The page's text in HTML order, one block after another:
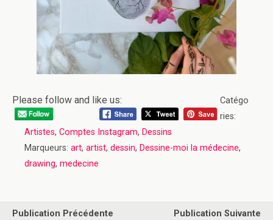
Please follow and like us:
Catégo
ries:
Artistes, Comptes Instagram, Dessins
Marqueurs: art, artist, dessin, Dessine-moi la médecine,
drawing, medecine
Publication Précédente
Publication Suivante